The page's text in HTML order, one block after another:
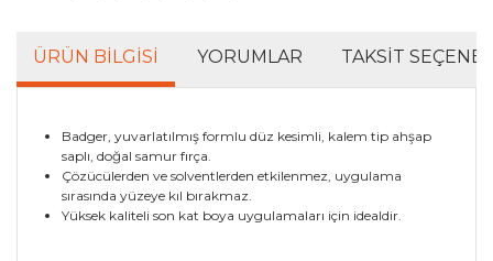
ÜRÜN BILGISI YORUMLAR TAKSIT
Badger, yuvarlatılmış formlu düz kesimli, kalem tip ahşap
saplı, doğal samur fırça.
Çözücülerden ve solventlerden etkilenmez, uygulama
sırasında yüzeye kıl bırakmaz.
Yüksek kaliteli son kat boya uygulamaları için idealdir.